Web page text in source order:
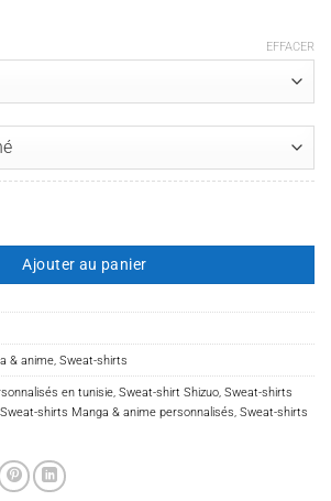
EFFACER
Ajouter au panier
& anime, Sweat-shirts
en tunisie, Sweat-shirt Shizuo, Sweat-shirts
Sweat-shirts Manga & anime personnalisés, Sweat-shirts